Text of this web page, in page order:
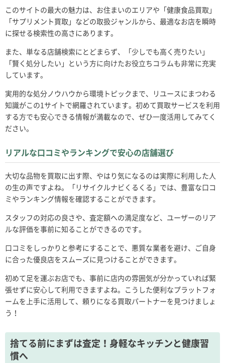
このサイトの最大の魅力は、お住まいのエリアや「健康食品買取」
「サプリメント買取」などの取扱ジャンルから、最適なお店を瞬時
に探せる検索性の高さにあります。
また、単なる店舗検索にとどまらず、「少しでも高く売りたい」
「賢く処分したい」という方に向けたお役立ちコラムも非常に充実
しています。
実用的な処分ノウハウから環境トピックまで、リユースにまつわる
知識がこの1サイトで網羅されています。初めて買取サービスを利用
する方でも安心できる情報が満載なので、ぜひ一度活用してみてく
ださい。
リアルな口コミやランキングで安心の店舗選び
大切な品物を買取に出す際、やはり気になるのは実際に利用した人
の生の声ですよね。「リサイクルナビくるくる」では、豊富な口コ
ミやランキング情報を確認することができます。
スタッフの対応の良さや、査定額への満足度など、ユーザーのリア
ルな評価を事前に知ることができるのです。
口コミをしっかりと参考にすることで、悪質な業者を避け、ご自身
に合った優良店をスムーズに見つけることができます。
初めて足を運ぶお店でも、事前に店内の雰囲気が分かっていれば緊
張せずに安心して利用できますよね。こうした便利なプラットフォ
ームを上手に活用して、頼りになる買取パートナーを見つけましょ
う！
捨てる前にまずは査定！身軽なキッチンと健康習
慣へ